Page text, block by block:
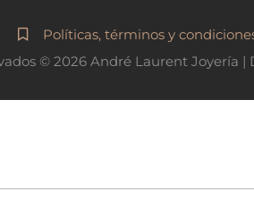
Políticas, términos y
© 2026 André Laurent Joyería |